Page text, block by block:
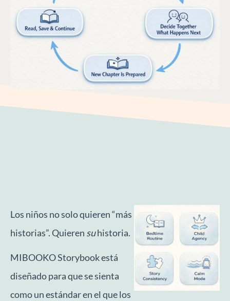
Los niños no solo quieren “más
historias”. Quieren suhistoria.
MIBOOKO Storybook está
diseñado para que se sienta
como un estándar en el que los